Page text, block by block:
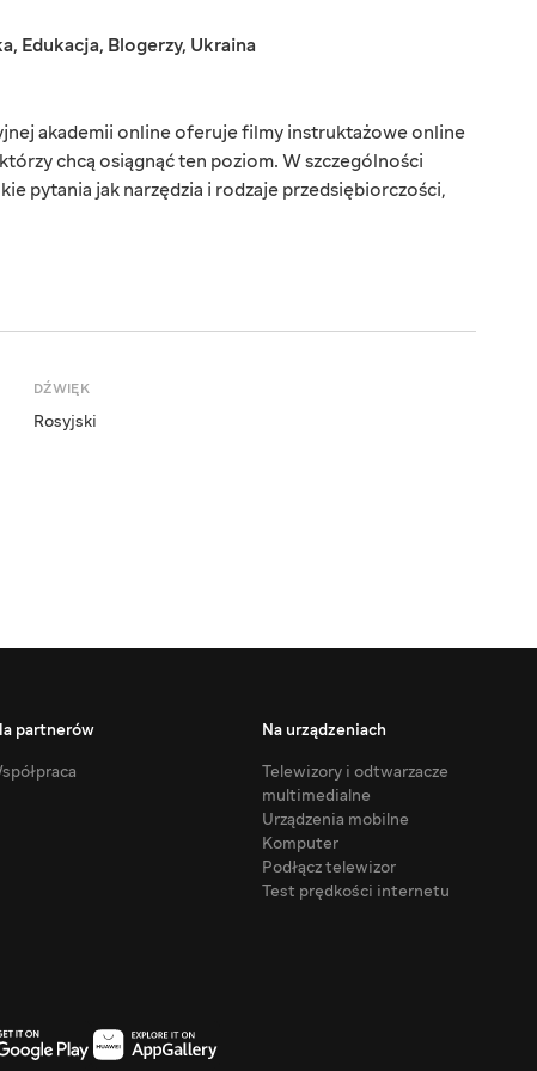
, Edukacja, Blogerzy, Ukraina
akademii online oferuje filmy instruktażowe online
chcą osiągnąć ten poziom. W szczególności
pytania jak narzędzia i rodzaje przedsiębiorczości,
DŹWIĘK
Rosyjski
partnerów
Na urządzeniach
Telewizory i odtwarzacze
multimedialne
Urządzenia mobilne
Komputer
Podłącz telewizor
Test prędkości internetu